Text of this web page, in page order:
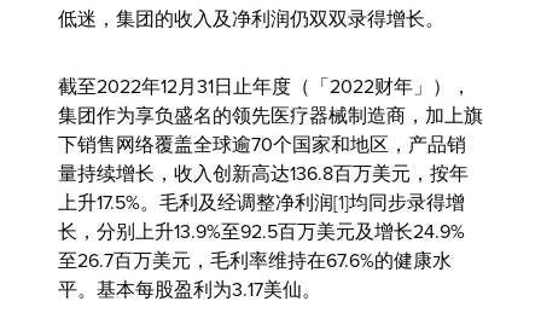
低迷，集团的收入及净利润仍双双录得增长。
截至2022年12月31日止年度（「2022财年」），
集团作为享负盛名的领先医疗器械制造商，加上旗
下销售网络覆盖全球逾70个国家和地区，产品销
量持续增长，收入创新高达136.8百万美元，按年
上升17.5%。毛利及经调整净利润[1]均同步录得增
长，分别上升13.9%至92.5百万美元及增长24.9%
至26.7百万美元，毛利率维持在67.6%的健康水
平。基本每股盈利为3.17美仙。